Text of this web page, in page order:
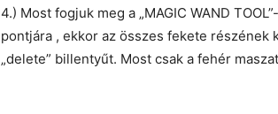
4.) Most fogjuk meg a „MAGIC WAND
pontjára , ekkor az összes fekete
„delete” billentyűt. Most csak a fehér